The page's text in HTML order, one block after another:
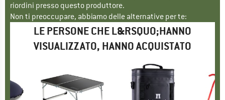
riordini presso questo produttore.
Non ti preoccupare, abbiamo delle alternative per te:
LE PERSONE CHE L&RSQUO;HANNO
VISUALIZZATO, HANNO ACQUISTATO